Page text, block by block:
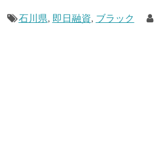
石川県, 即日融資, ブラック